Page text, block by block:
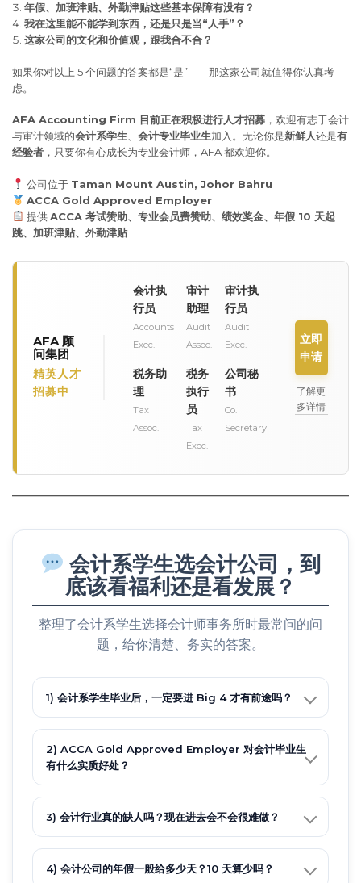
年假、加班津贴、外勤津贴这些基本保障有没有？
我在这里能不能学到东西，还是只是当“人手”？
这家公司的文化和价值观，跟我合不合？
如果你对以上 5 个问题的答案都是“是”——那这家公司就值得你认真考
虑。
AFA Accounting Firm 目前正在积极进行人才招募 ，欢迎有志于会计
与审计领域的会计系学生 会计专业毕业生加入。无论你是新鲜人还是有
经验者 ，只要你有心成长为专业会计师，AFA 都欢迎你。
公司位于 Taman Mount Austin, Johor Bahru
ACCA Gold Approved Employer
提供ACCA 考试赞助、专业会员费赞助、绩效奖金、年假 10 天起
跳、加班津贴、外勤津贴
AFA 顾
问集团
精英人才
招募中
会计执
行员
Accounts
Exec.
审计
助理
Audit
Assoc.
审计执
行员
Audit
Exec.
税务助
理
Tax
Assoc.
税务
执行
员
Tax
Exec.
公司秘
书
Co.
Secretary
立即
申请
了解更
多详情
会计系学生选会计公司，到
底该看福利还是看发展？
整理了会计系学生选择会计师事务所时最常问的问
题，给你清楚、务实的答案。
1) 会计系学生毕业后，一定要进 Big 4 才有前途吗？
2) ACCA Gold Approved Employer 对会计毕业生
有什么实质好处？
3) 会计行业真的缺人吗？现在进去会不会很难做？
4) 会计公司的年假一般给多少天？10 天算少吗？